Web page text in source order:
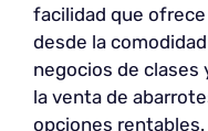
facilidad que
desde la
negocios de clases
la venta de
opciones rentables.